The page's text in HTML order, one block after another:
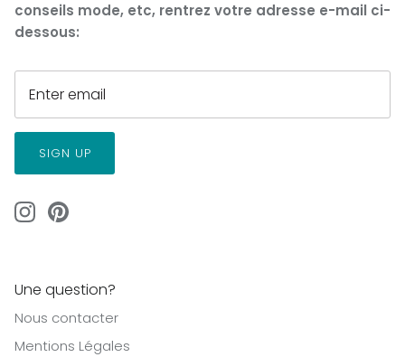
conseils mode, etc, rentrez votre adresse e-mail ci-
dessous:
SIGN UP
Une question?
Nous contacter
Mentions Légales